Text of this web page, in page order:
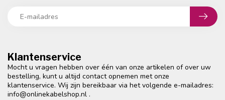
Klantenservice
Mocht u vragen hebben over één van onze artikelen of over uw
bestelling, kunt u altijd contact opnemen met onze
klantenservice. Wij zijn bereikbaar via het volgende e-mailadres:
info@onlinekabelshop.nl .